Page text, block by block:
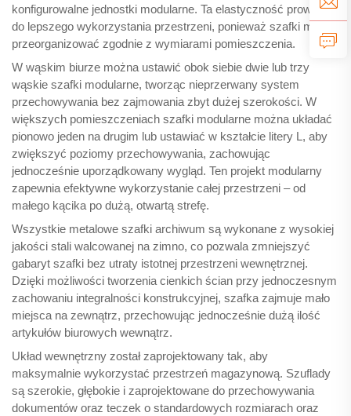
konfigurowalne jednostki modularne. Ta elastyczność prowadzi
do lepszego wykorzystania przestrzeni, ponieważ szafki można
przeorganizować zgodnie z wymiarami pomieszczenia.
W wąskim biurze można ustawić obok siebie dwie lub trzy
wąskie szafki modularne, tworząc nieprzerwany system
przechowywania bez zajmowania zbyt dużej szerokości. W
większych pomieszczeniach szafki modularne można układać
pionowo jeden na drugim lub ustawiać w kształcie litery L, aby
zwiększyć poziomy przechowywania, zachowując
jednocześnie uporządkowany wygląd. Ten projekt modularny
zapewnia efektywne wykorzystanie całej przestrzeni – od
małego kącika po dużą, otwartą strefę.
Wszystkie metalowe szafki archiwum są wykonane z wysokiej
jakości stali walcowanej na zimno, co pozwala zmniejszyć
gabaryt szafki bez utraty istotnej przestrzeni wewnętrznej.
Dzięki możliwości tworzenia cienkich ścian przy jednoczesnym
zachowaniu integralności konstrukcyjnej, szafka zajmuje mało
miejsca na zewnątrz, przechowując jednocześnie dużą ilość
artykułów biurowych wewnątrz.
Układ wewnętrzny został zaprojektowany tak, aby
maksymalnie wykorzystać przestrzeń magazynową. Szuflady
są szerokie, głębokie i zaprojektowane do przechowywania
dokumentów oraz teczek o standardowych rozmiarach oraz